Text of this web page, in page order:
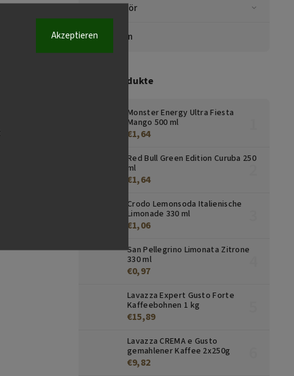
Akzeptieren
Zubehör
Marken
Top 10 Produkte
Monster Energy Ultra Fiesta
Mango 500 ml
€1,64
Red Bull Green Edition Curuba 250
ml
€1,64
Crodo Lemonsoda Italienische
Limonade 330 ml
€1,06
San Pellegrino Limonata Zitrone
330 ml
€0,97
Lavazza Expert Gusto Forte
Kaffeebohnen 1 kg
€15,89
Lavazza CREMA e Gusto
gemahlener Kaffee 2x250g
€9,82